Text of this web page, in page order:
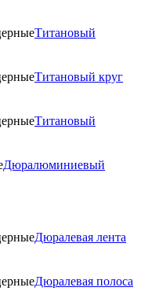
Титановый
Титановый круг
Титановый
Дюралюминиевый
Дюралевая лента
Дюралевая полоса